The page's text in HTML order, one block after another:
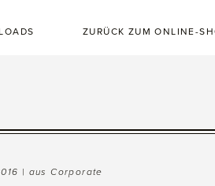
ZURÜCK ZUM ONLINE-
| ausCorporate